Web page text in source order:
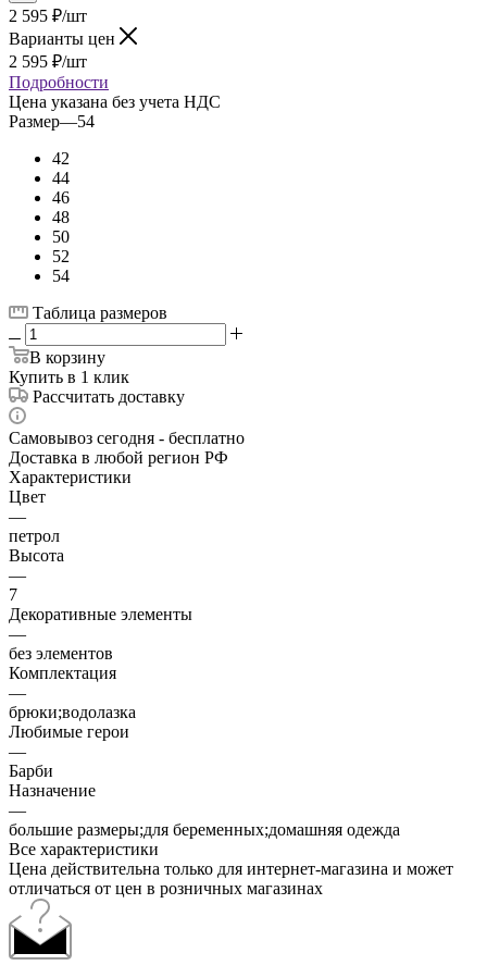
2 595 ₽/шт
Варианты цен
2 595 ₽/шт
Подробности
Цена указана без учета НДС
Размер—54
42
44
46
48
50
52
54
Таблица размеров
В корзину
Купить в 1 клик
Рассчитать доставку
Самовывоз сегодня - бесплатно
Доставка в любой регион РФ
Характеристики
Цвет
—
петрол
Высота
—
7
Декоративные элементы
—
без элементов
Комплектация
—
брюки;водолазка
Любимые герои
—
Барби
Назначение
—
большие размеры;для беременных;домашняя одежда
Все характеристики
Цена действительна только для интернет-магазина и может
отличаться от цен в розничных магазинах